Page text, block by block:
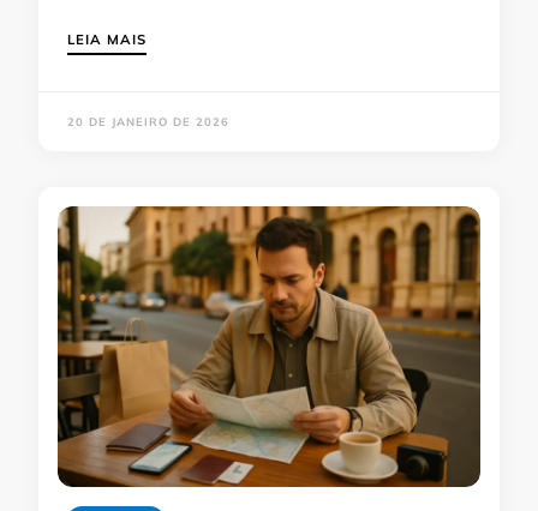
LEIA MAIS
20 DE JANEIRO DE 2026